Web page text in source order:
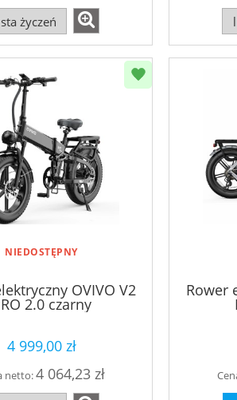
życzeń
NIEDOSTĘPNY
OVIVO V2
2.0 czarny
4 999,00 zł
netto:4 064,23 zł
Rower